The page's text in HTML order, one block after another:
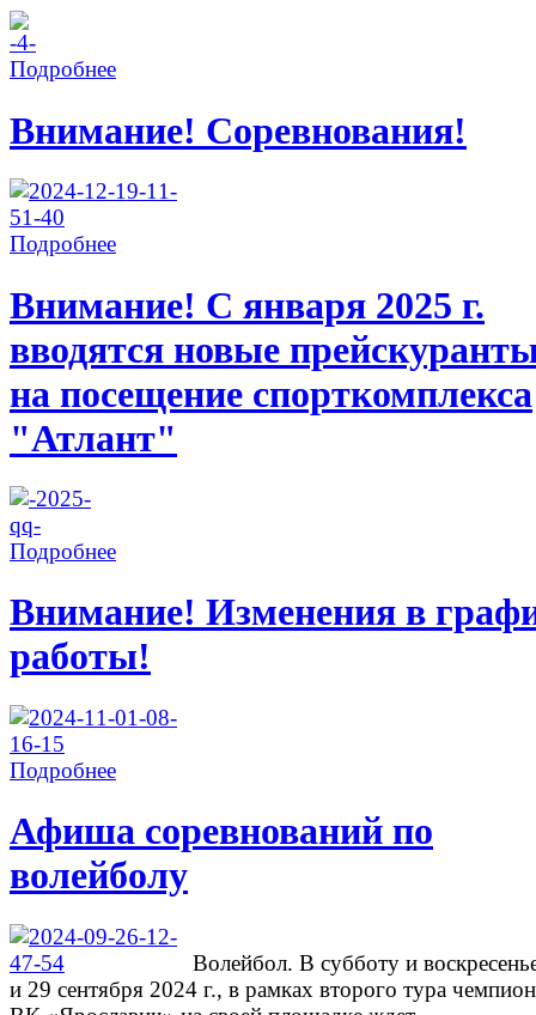
Подробнее
Внимание! Соревнования!
Подробнее
Внимание! С января 2025 г.
вводятся новые
на посещение спорткомплекса
"Атлант"
Подробнее
Внимание! Изменения в
работы!
Подробнее
Афиша соревнований по
волейболу
Волейбол. В субботу и
и 29 сентября 2024 г., в рамках второго тура